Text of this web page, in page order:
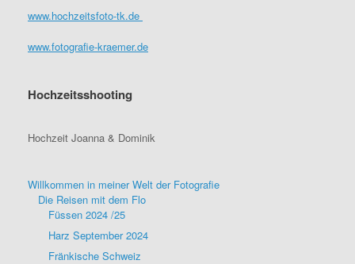
www.hochzeitsfoto-tk.de
www.fotografie-kraemer.de
Hochzeitsshooting
Hochzeit Joanna & Dominik
Willkommen in meiner Welt der Fotografie
Die Reisen mit dem Flo
Füssen 2024 /25
Harz September 2024
Fränkische Schweiz